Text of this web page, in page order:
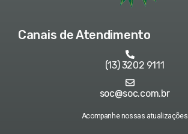
Canais de Atendimento
(13) 3202 9111
soc@soc.com.br
Acompanhe nossas atualizações